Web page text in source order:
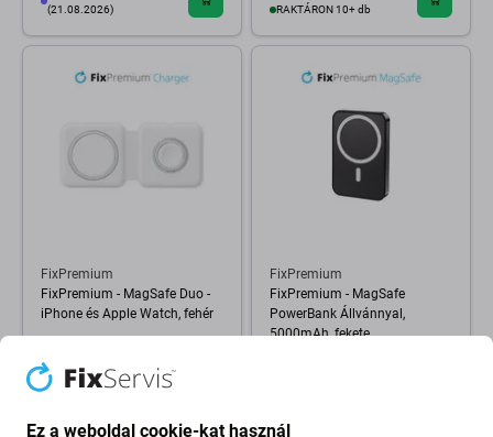
(21.08.2026)
RAKTÁRON 10+ db
FixPremium
FixPremium - MagSafe Duo -
iPhone és Apple Watch, fehér
7 200 Ft
RAKTÁRON 1 db
FixPremium
FixPremium - MagSafe
PowerBank Állvánnyal,
5000mAh, fekete
Ez a weboldal cookie-kat használ